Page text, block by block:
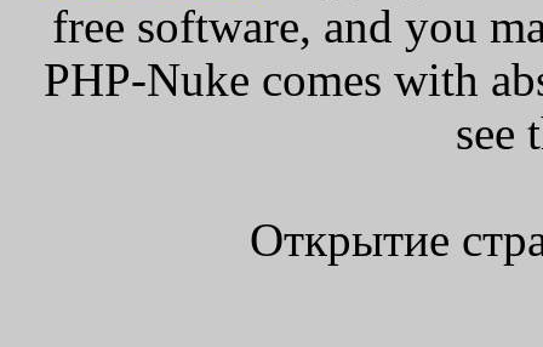
free software, and you
PHP-Nuke comes with
see
Открытие